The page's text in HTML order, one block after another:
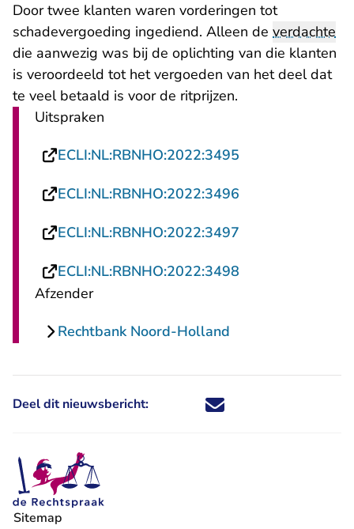
Door twee klanten waren vorderingen tot
schadevergoeding ingediend. Alleen de verdachte
die aanwezig was bij de oplichting van die klanten
is veroordeeld tot het vergoeden van het deel dat
te veel betaald is voor de ritprijzen.
Uitspraken
ECLI:NL:RBNHO:2022:3495
ECLI:NL:RBNHO:2022:3496
ECLI:NL:RBNHO:2022:3497
ECLI:NL:RBNHO:2022:3498
Afzender
Rechtbank Noord-Holland
Deel dit nieuwsbericht: Deel dit nieuwsbericht via X -
Deel dit nieuwsbericht via
Deel dit nieuwsbericht
Deel dit
Sitemap